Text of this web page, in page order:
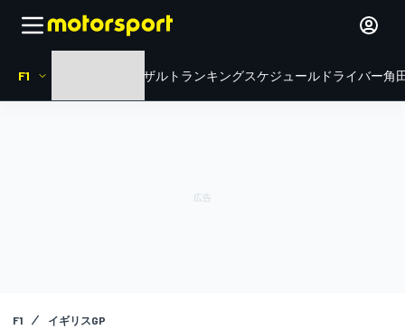
F1 リザルト ランキングスケジュール ドライバー角
F1 イギリスGP